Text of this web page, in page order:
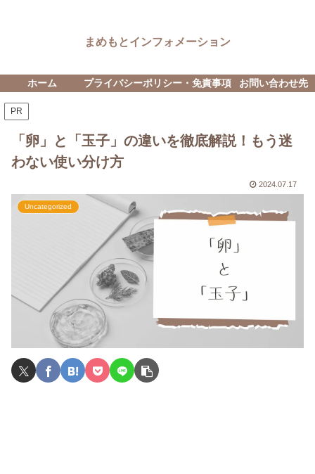
まめもとインフォメーション
ホーム プライバシーポリシー・免責事項 お問い合わせ先
PR
「卵」と「玉子」の違いを徹底解説！もう迷
わない使い分け方
2024.07.17
Uncategorized